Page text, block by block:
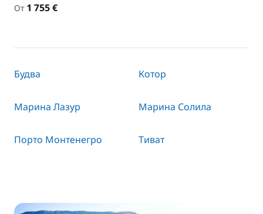
От 1 755 €
Будва Котор
Марина Лазур Марина Солила
Порто Монтенегро Тиват